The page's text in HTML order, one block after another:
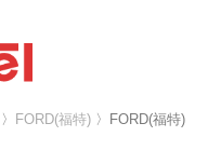
〉 FORD(福特) 〉FORD(福特)